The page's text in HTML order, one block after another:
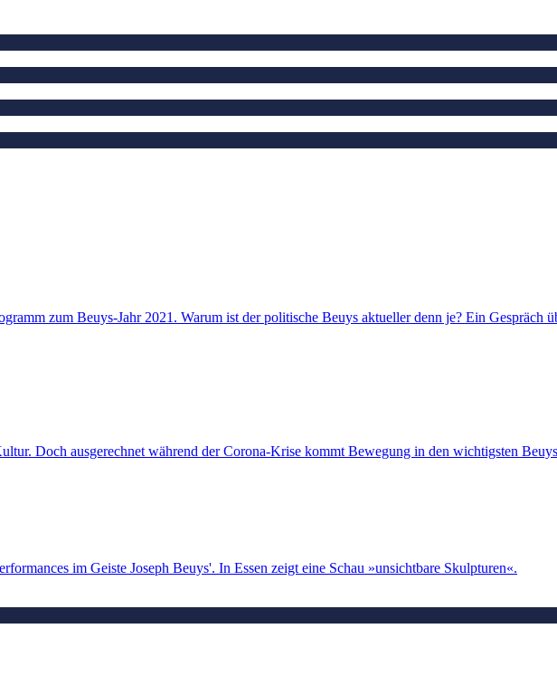
zum Beuys-Jahr 2021. Warum ist der politische Beuys aktueller denn je? Ein Gespräch
Doch ausgerechnet während der Corona-Krise kommt Bewegung in den wichtigsten
im Geiste Joseph Beuys'. In Essen zeigt eine Schau »unsichtbare Skulpturen«.